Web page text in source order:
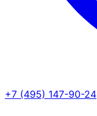
+7 (495) 147-90-24